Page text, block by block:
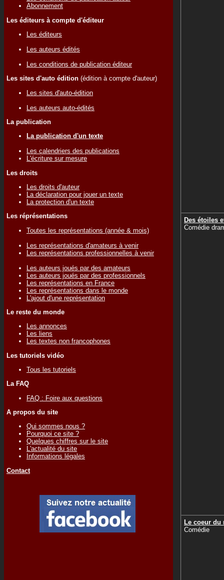
Abonnement
Les éditeurs à compte d'éditeur
Les éditeurs
Les auteurs édités
Les conditions de publication éditeur
Les sites d'auto édition (édition à compte d'auteur)
Les sites d'auto-édition
Les auteurs auto-édités
La publication
La publication d'un texte
Les calendriers des publications
L'écriture sur mesure
Les droits
Les droits d'auteur
La déclaration pour jouer un texte
La protection d'un texte
Les réprésentations
Toutes les représentations (année & mois)
Les représentations d'amateurs à venir
Les représentations professionnelles à venir
Les auteurs joués par des amateurs
Les auteurs joués par des professionnels
Les représentations en France
Les représentations dans le monde
L'ajout d'une représentation
Le reste du monde
Les annonces
Les liens
Les textes non francophones
Les tutoriels vidéo
Tous les tutoriels
La FAQ
FAQ : Foire aux questions
A propos du site
Qui sommes nous ?
Pourquoi ce site ?
Quelques chiffres sur le site
L'actualité du site
Informations légales
Contact
Des étoiles
Comédie
Le coeur du
Comédie